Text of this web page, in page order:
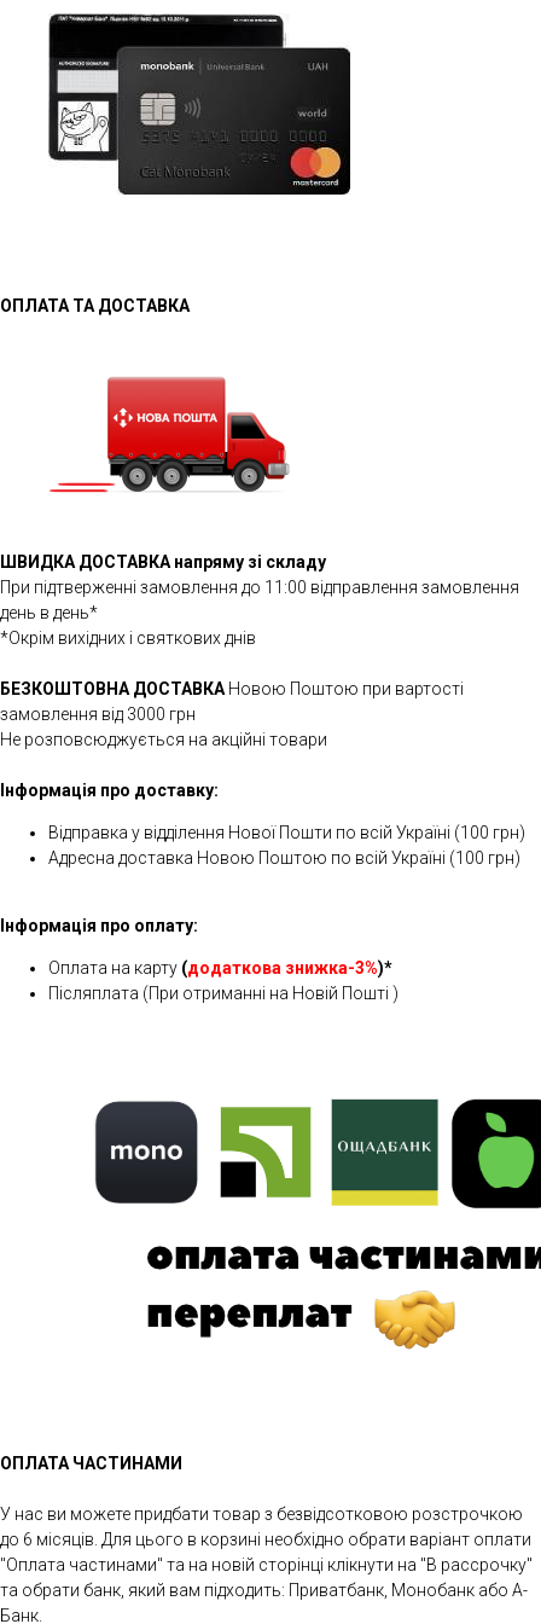
ОПЛАТА ТА ДОСТАВКА
ШВИДКА ДОСТАВКА напряму зі складу
При підтверженні замовлення до 11:00 відправлення замовлення
день в день*
*Окрім вихідних і святкових днів
БЕЗКОШТОВНА ДОСТАВКАНовою Поштою при вартості
замовлення від 3000 грн
Не розповсюджується на акційні товари
Інформація про доставку:
Відправка у відділення Нової Пошти по всій Україні (100 грн)
Адресна доставка Новою Поштою по всій Україні (100 грн)
Інформація про оплату:
Оплата на карту (додаткова знижка-3%)*
Післяплата (При отриманні на Новій Пошті )
ОПЛАТА ЧАСТИНАМИ
У нас ви можете придбати товар з безвідсотковою розстрочкою
до 6 місяців. Для цього в корзині необхідно обрати варіант оплати
"Оплата частинами" та на новій сторінці клікнути на "В рассрочку"
та обрати банк, який вам підходить: Приватбанк, Монобанк або А-
Банк.